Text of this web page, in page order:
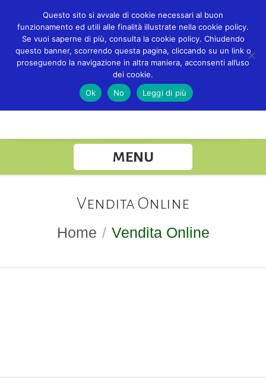
MENU
Vendita Online
Home / Vendita Online
Questo sito si avvale di cookie necessari al buon
funzionamento ed utili alle finalità illustrate nella cookie policy.
Se vuoi saperne di più, consulta la cookie policy. Chiudendo
questo banner, scorrendo questa pagina, cliccando su un link o
proseguendo la navigazione in altra maniera, acconsenti all’uso
dei cookie.
Ok
No Leggi di più